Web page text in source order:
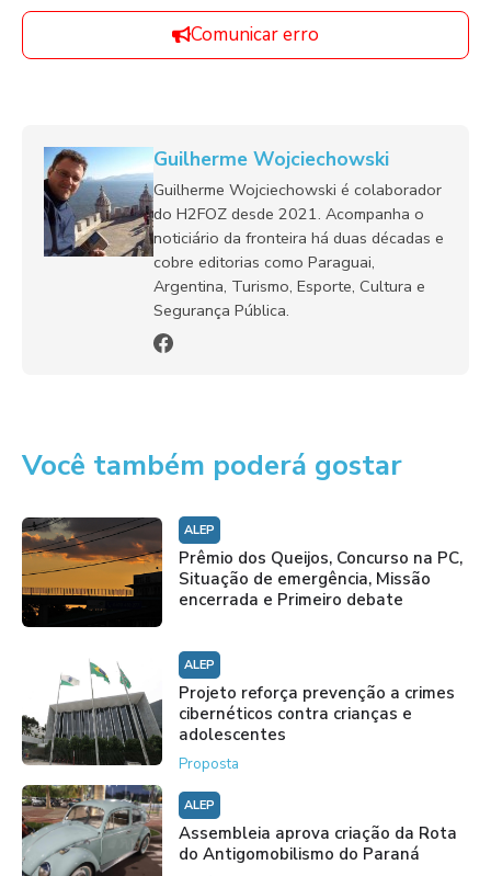
Comunicar erro
Guilherme Wojciechowski
Guilherme Wojciechowski é colaborador
do H2FOZ desde 2021. Acompanha o
noticiário da fronteira há duas décadas e
cobre editorias como Paraguai,
Argentina, Turismo, Esporte, Cultura e
Segurança Pública.
Você também poderá gostar
ALEP
Prêmio dos Queijos, Concurso na PC,
Situação de emergência, Missão
encerrada e Primeiro debate
ALEP
Projeto reforça prevenção a crimes
cibernéticos contra crianças e
adolescentes
Proposta
ALEP
Assembleia aprova criação da Rota
do Antigomobilismo do Paraná